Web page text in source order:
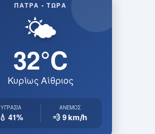
ΠΆΤΡΑ • ΤΏΡΑ
🌤️
32°C
Κυρίως Αίθριος
ΥΓΡΑΣΊΑ
💧 41%
ΆΝΕΜΟΣ
💨 9km/h